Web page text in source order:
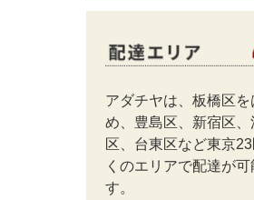
アダチヤは、板橋区を
め、豊島区、新宿区、
区、台東区など東京
くのエリアで配達が可
す。